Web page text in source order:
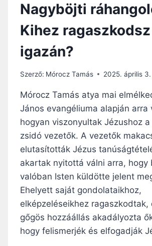
Nagyböjti
Kihez ragaszkodsz
igazán?
Szerző: Mórocz Tamás 2025. április 3.
Mórocz Tamás atya mai
János evangéliuma alapján arra
hogyan viszonyultak Jézushoz
zsidó vezetők. A vezetők
elutasították Jézus
akartak nyitottá válni arra, hogy
valóban Isten küldötte jelent
Ehelyett saját gondolataikhoz,
elképzeléseikhez ragaszkodtak,
gőgös hozzáállás akadályozta
hogy felismerjék és elfogadják